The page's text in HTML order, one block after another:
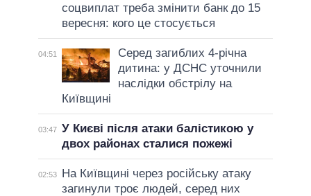
соцвиплат треба змінити банк до 15
вересня: кого це стосується
04:51
Серед загиблих 4-річна
дитина: у ДСНС уточнили
наслідки обстрілу на
Київщині
03:47 У Києві після атаки балістикою у
двох районах сталися пожежі
02:53
На Київщині через російську атаку
загинули троє людей, серед них